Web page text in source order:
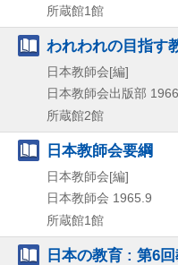
所蔵館1館
われわれの目指す
日本教師会[編]
日本教師会出版部 1966
所蔵館2館
日本教師会要綱
日本教師会[編]
日本教師会 1965.9
所蔵館1館
日本の教育 : 第6